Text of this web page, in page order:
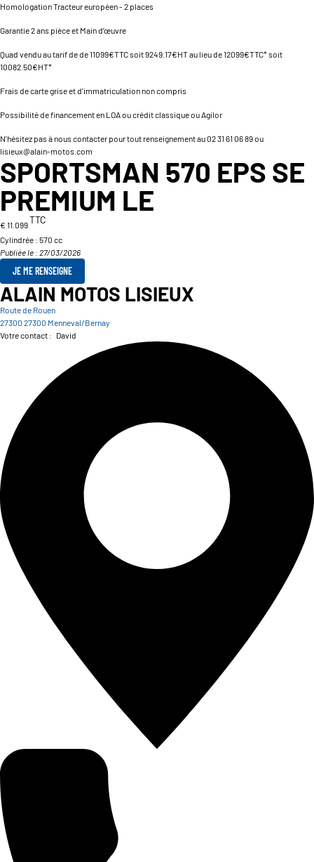
Homologation Tracteur européen - 2 places
Garantie 2 ans pièce et Main d’œuvre
Quad vendu au tarif de de 11099€TTC soit 9249.17€HT au lieu de 12099€TTC* soit
10082.50€HT*
Frais de carte grise et d'immatriculation non compris
Possibilité de financement en LOA ou crédit classique ou Agilor
N'hésitez pas à nous contacter pour tout renseignement au 02 31 61 06 89 ou
lisieux@alain-motos.com
SPORTSMAN 570 EPS SE
PREMIUM LE
€ 11.099TTC
Cylindrée : 570 cc
Publiée le : 27/03/2026
JE ME RENSEIGNE
ALAIN MOTOS LISIEUX
Route de Rouen
27300 27300 Menneval/Bernay
Votre contact : David